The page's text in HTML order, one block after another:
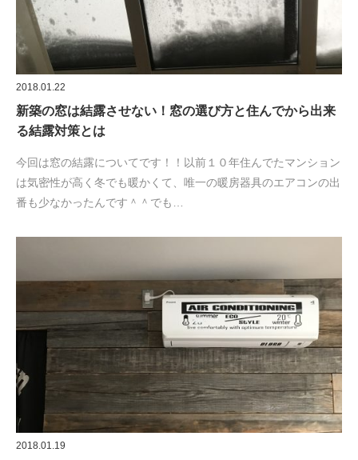
2018.01.22
新築の窓は結露させない！窓の選び方と住んでから出来
る結露対策とは
今回は窓の結露についてです！！以前１０年住んでたマンション
は気密性が高く冬でも暖かくて、唯一の暖房器具のエアコンの出
番も少なかったんです＾＾でも…
2018.01.19